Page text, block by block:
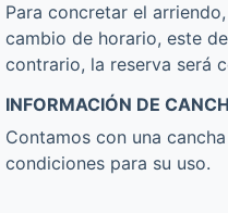
Para concretar el
cambio de horario, este
contrario, la reserva será
INFORMACIÓN DE
Contamos con una
condiciones para su uso.